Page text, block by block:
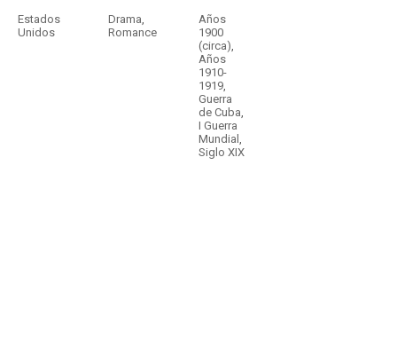
Estados
Unidos
Drama,
Romance
Años
1900
(circa),
Años
1910-
1919,
Guerra
de Cuba,
I Guerra
Mundial ,
Siglo XIX